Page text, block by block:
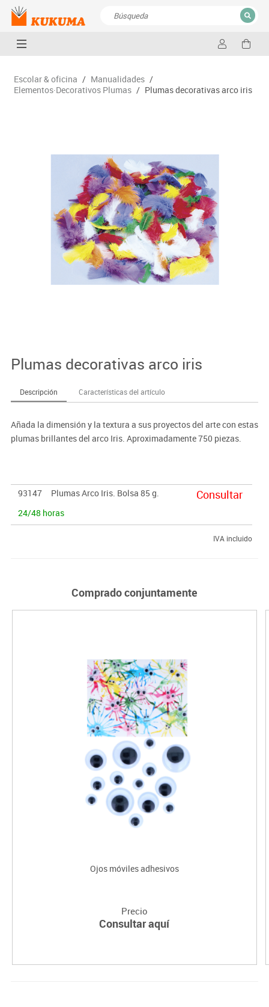
CERRAR
Escolar & oficina / Manualidades /
Elementos·Decorativos Plumas / Plumas decorativas arco iris
Plumas decorativas arco iris
Descripción Características del artículo
Añada la dimensión y la textura a sus proyectos del arte con estas
plumas brillantes del arco Iris. Aproximadamente 750 piezas.
93147
Plumas Arco Iris. Bolsa 85 g.
24/48 horas
Consultar
IVA incluido
Comprado conjuntamente
Ojos móviles adhesivos
Precio
Consultar aquí